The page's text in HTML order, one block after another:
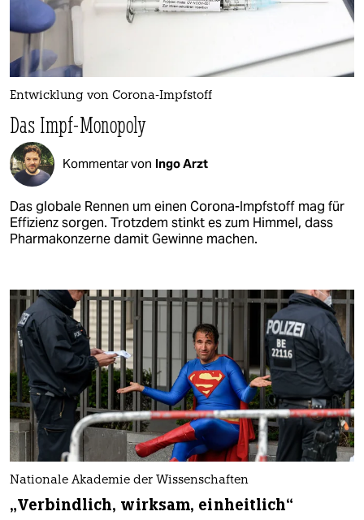
Entwicklung von Corona-Impfstoff
Das Impf-Monopoly
Kommentar von Ingo Arzt
Das globale Rennen um einen Corona-Impfstoff mag für
Effizienz sorgen. Trotzdem stinkt es zum Himmel, dass
Pharmakonzerne damit Gewinne machen.
Nationale Akademie der Wissenschaften
„Verbindlich, wirksam, einheitlich“